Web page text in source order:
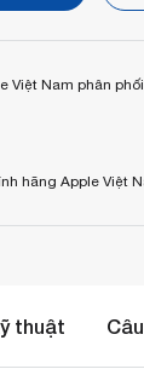
Việt Nam phân
hãng Apple Việt
thuật